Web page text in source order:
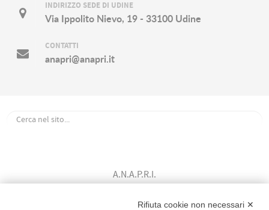
INDIRIZZO SEDE DI UDINE
Via Ippolito Nievo, 19 - 33100 Udine
CONTATTI
anapri@anapri.it
A.N.A.P.R.I.
Bovini di Razza Pezzata Rossa Italiana
Rifiuta cookie non necessari ✕